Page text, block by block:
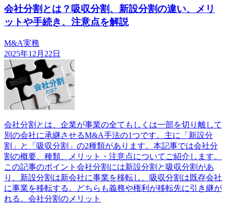
会社分割とは？吸収分割、新設分割の違い、メリ
ットや手続き、注意点を解説
M&A実務
2025年12月22日
会社分割とは、企業が事業の全てもしくは一部を切り離して
別の会社に承継させるM&A手法の1つです。主に「新設分
割」と「吸収分割」の2種類があります。本記事では会社分
割の概要、種類、メリット・注意点についてご紹介します。
この記事のポイント会社分割には新設分割と吸収分割があ
り、新設分割は新会社に事業を移転し、吸収分割は既存会社
に事業を移転する。どちらも義務や権利が移転先に引き継が
れる。会社分割のメリット